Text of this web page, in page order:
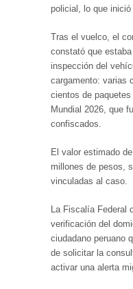
policial, lo que inició
Tras el vuelco, el
constató que
inspección del
cargamento: varias
cientos de
Mundial 2026, que
confiscados.
El valor estimado
millones de pesos,
vinculadas al caso.
La Fiscalía Federal
verificación del
ciudadano peruano
de solicitar la
activar una alerta